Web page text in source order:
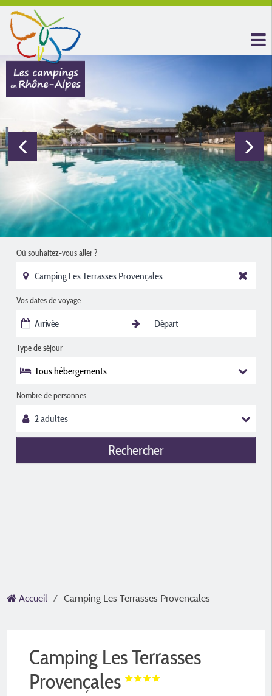
Où souhaitez-vous aller ?
Vos dates de voyage
Type de séjour
Tous hébergements
Nombre de personnes
Rechercher
Accueil Camping Les Terrasses Provençales
Camping Les Terrasses
Provençales